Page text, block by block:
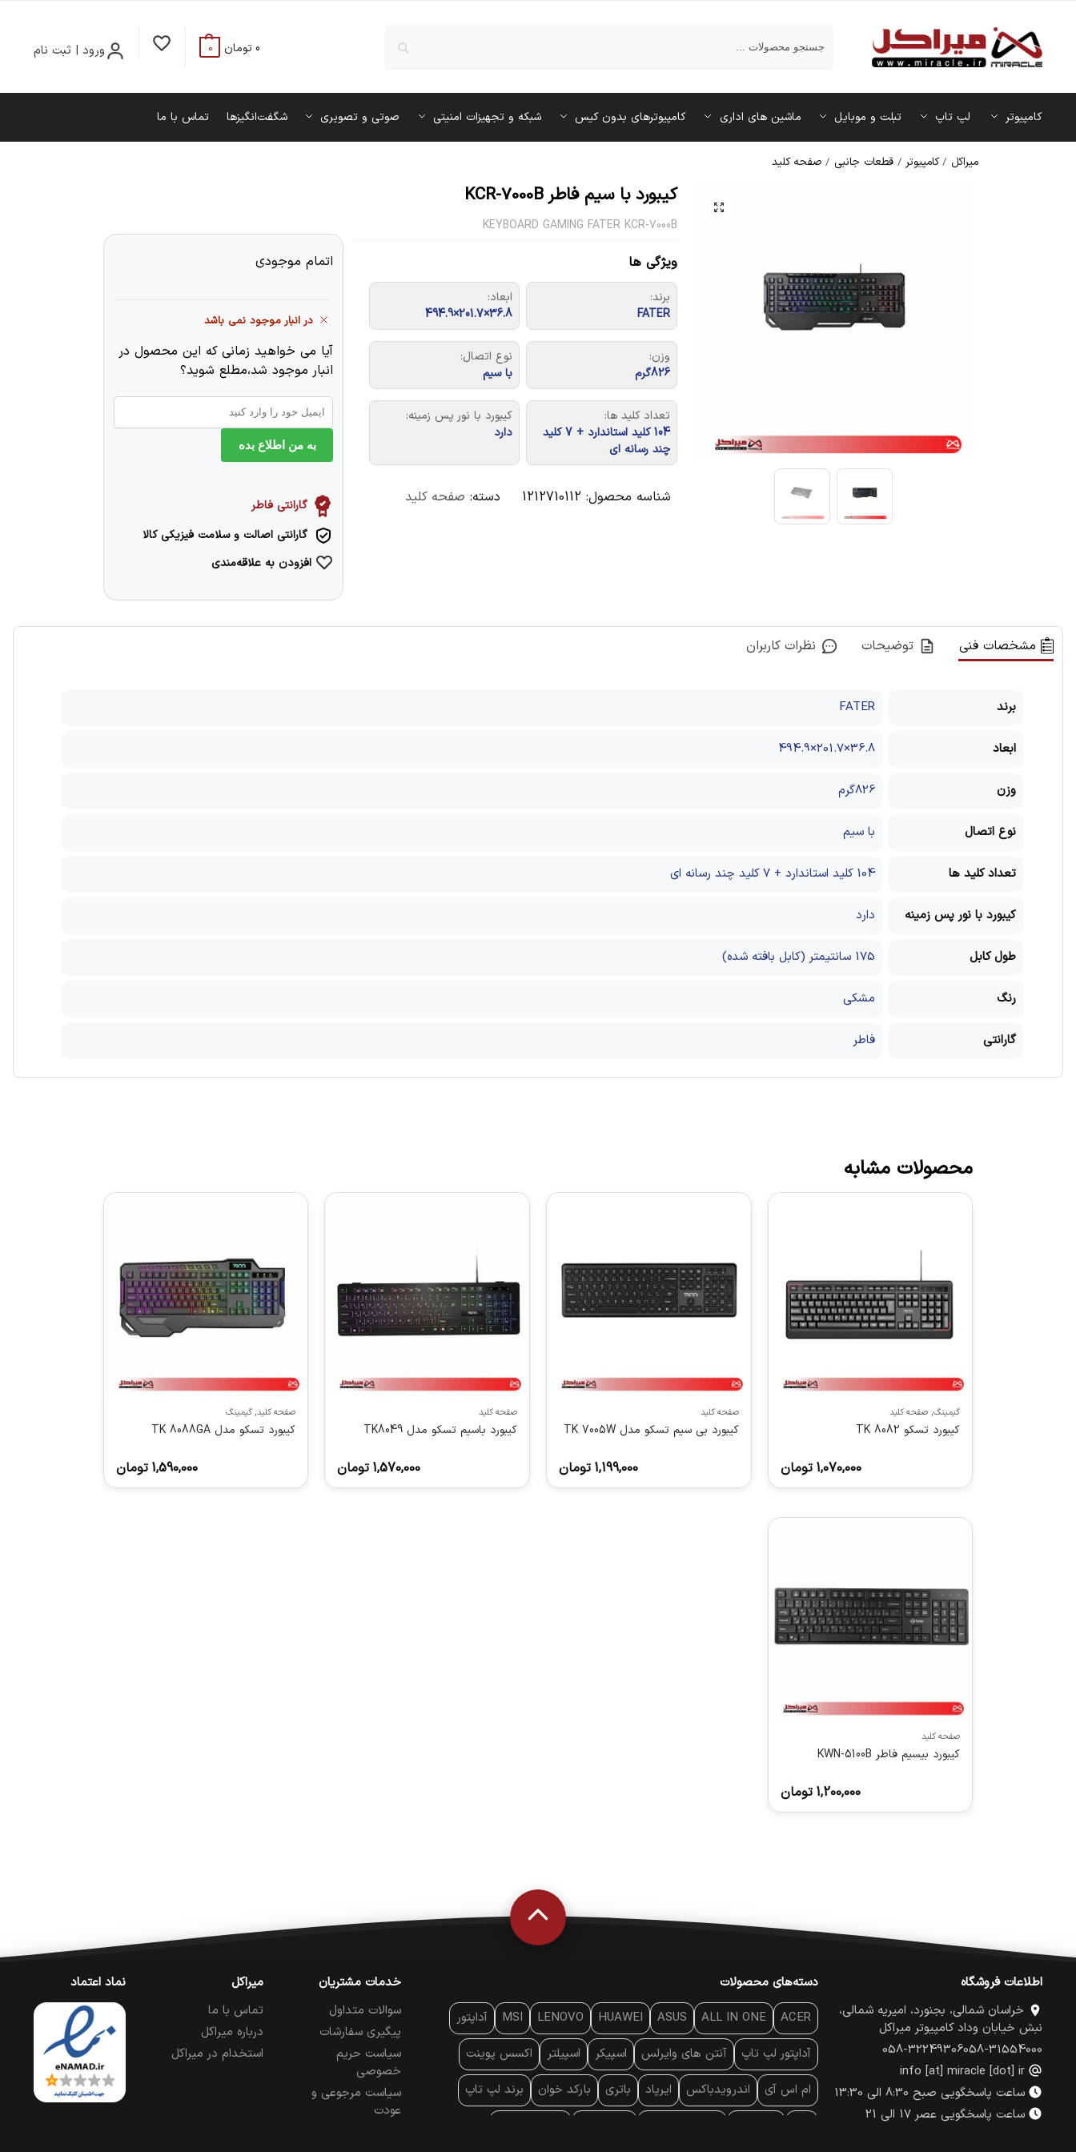
ورود | ثبت نام 0 تومان 0
کامپیوتر لپ تاپ تبلت و موبایل ماشین‌ های اداری کامپیوترهای بدون کیس شبکه و تجهیزات امنیتی صوتی و تصویری شگفت‌انگیزها تماس با ما
میراکل /کامپیوتر /قطعات جانبی /صفحه کلید
کیبورد با سیم فاطر KCR-7000B
KEYBOARD GAMING FATER KCR-7000B
ویژگی ها
برند:
FATER
ابعاد:
36.8×201.7×494.9
وزن:
826گرم
نوع اتصال:
با سیم
تعداد کلید ها:
104 کلید استاندارد + 7 کلید
چند رسانه ای
کیبورد با نور پس زمینه:
دارد
شناسه محصول: 1212710112 دسته: صفحه کلید
اتمام موجودی
در انبار موجود نمی باشد
آیا می خواهید زمانی که این محصول در
انبار موجود شد،مطلع شوید؟
به من اطلاع بده
گارانتی فاطر
گارانتی اصالت و سلامت فیزیکی کالا
افزودن به علاقه‌مندی
مشخصات فنی توضیحات نظرات کاربران
برند FATER
ابعاد 36.8×201.7×494.9
وزن 826گرم
نوع اتصال با سیم
تعداد کلید ها 104 کلید استاندارد + 7 کلید چند رسانه ای
کیبورد با نور پس زمینه دارد
طول کابل 175 سانتیمتر (کابل بافته شده)
رنگ مشکی
گارانتی فاطر
محصولات مشابه
گیمینگ, صفحه کلید
کیبورد تسکو TK 8082
1,070,000 تومان
صفحه کلید
کیبورد بی سیم تسکو مدل TK 7005W
1,199,000 تومان
صفحه کلید
کیبورد باسیم تسکو مدل TK8049
1,570,000 تومان
صفحه کلید,گیمینگ
کیبورد تسکو مدل TK 8088GA
1,590,000 تومان
صفحه کلید
کیبورد بیسیم فاطر KWN-5100B
1,200,000 تومان
اطلاعات فروشگاه
خراسان شمالی، بجنورد، امیریه شمالی،
نبش خیابان وداد کامپیوتر میراکل
058-31554000
058-32249306
info [at] miracle [dot] ir
ساعت پاسخگویی صبح 8:30 الی 13:30
ساعت پاسخگویی عصر 17 الی 21
دسته‌های محصولات
ACER
ALL IN ONE
ASUS
HUAWEI
LENOVO
MSI
آداپتور
آداپتور لپ تاپ
آنتن‌ های وایرلس اسپیکر اسپیلتر
اکسس پوینت
ام اس آی
اندرویدباکس ایرپاد باتری بارکد خوان
برند لپ تاپ
خدمات مشتریان
سوالات متداول
پیگیری سفارشات
سیاست حریم
خصوصی
سیاست مرجوعی و
عودت
میراکل
تماس با ما
درباره میراکل
استخدام در میراکل
نماد اعتماد